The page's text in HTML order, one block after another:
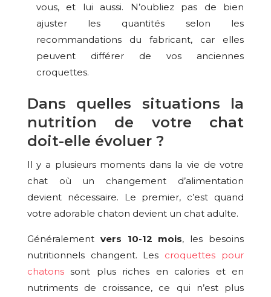
vous, et lui aussi. N’oubliez pas de bien
ajuster les quantités selon les
recommandations du fabricant, car elles
peuvent différer de vos anciennes
croquettes.
Dans quelles situations la
nutrition de votre chat
doit-elle évoluer ?
Il y a plusieurs moments dans la vie de votre
chat où un changement d’alimentation
devient nécessaire. Le premier, c’est quand
votre adorable chaton devient un chat adulte.
Généralement vers 10-12 mois, les besoins
nutritionnels changent. Les croquettes pour
chatonssont plus riches en calories et en
nutriments de croissance, ce qui n’est plus